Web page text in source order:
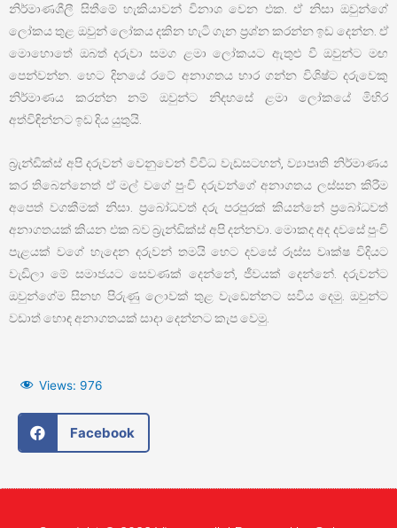
නිර්මාණශීලී සිතීමේ හැකියාවන් විනාශ වෙන එක. ඒ නිසා ඔවුන්ගේ
ලෝකය තුළ ඔවුන් ලෝකය දකින හැටි ගැන ප්‍රශ්න කරන්න ඉඩ දෙන්න. ඒ
මොහොතේ ඔබත් දරුවා සමග ළමා ලෝකයට ඇතුළු වී ඔවුන්ට මඟ
පෙන්වන්න. හෙට දිනයේ රටේ අනාගතය භාර ගන්න විශිෂ්ට දරුවෙකු
නිර්මාණය කරන්න නම් ඔවුන්ට නිදහසේ ළමා ලෝකයේ මිහිර
අත්විඳින්නට ඉඩ දිය යුතුයි.
බ්‍රැන්ඩික්ස් අපි දරුවන් වෙනුවෙන් විවිධ වැඩසටහන්, ව්‍යාපෘති නිර්මාණය
කර තිබෙන්නෙත් ඒ මල් වගේ පුංචි දරුවන්ගේ අනාගතය ලස්සන කිරීම
අපෙත් වගකීමක් නිසා. ප්‍රබෝධවත් දරු පරපුරක් කියන්නේ ප්‍රබෝධවත්
අනාගතයක් කියන එක බව බ්‍රැන්ඩික්ස් අපි දන්නවා. මොකද අද දවසේ පුංචි
පැළයක් වගේ හැදෙන දරුවන් තමයි හෙට දවසේ රූස්ස වෘක්ෂ විදියට
වැඩිලා මේ සමාජයට සෙවණක් දෙන්නේ, ජීවයක් දෙන්නේ. දරුවන්ට
ඔවුන්ගේම සිනහ පිරුණු ලොවක් තුළ වැඩෙන්නට සවිය දෙමු. ඔවුන්ට
වඩාත් හොඳ අනාගතයක් සාදා දෙන්නට කැප වෙමු.
Views: 976
Facebook